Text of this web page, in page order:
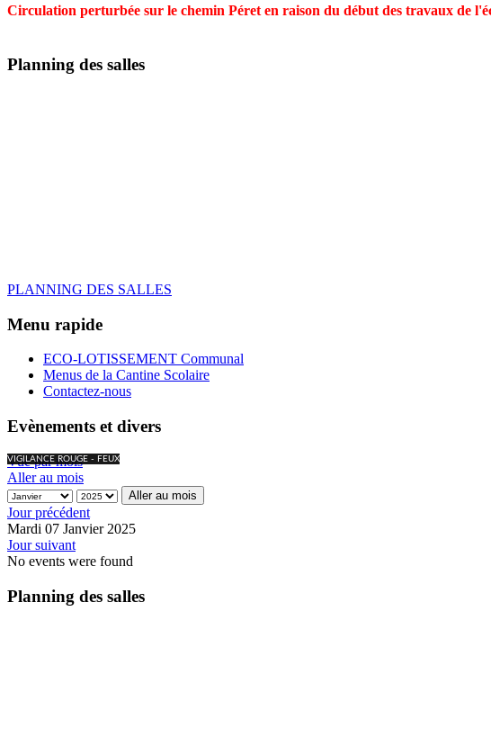
Circulation perturbée sur le chemin Péret en raison du début des travaux de
Planning des salles
PLANNING DES SALLES
Menu rapide
ECO-LOTISSEMENT Communal
Menus de la Cantine Scolaire
Contactez-nous
Evènements et divers
VIGILANCE ROUGE - FEUX
Vue par mois
Aller au mois
Aller au mois
Jour précédent
Mardi 07 Janvier 2025
Jour suivant
No events were found
Planning des salles